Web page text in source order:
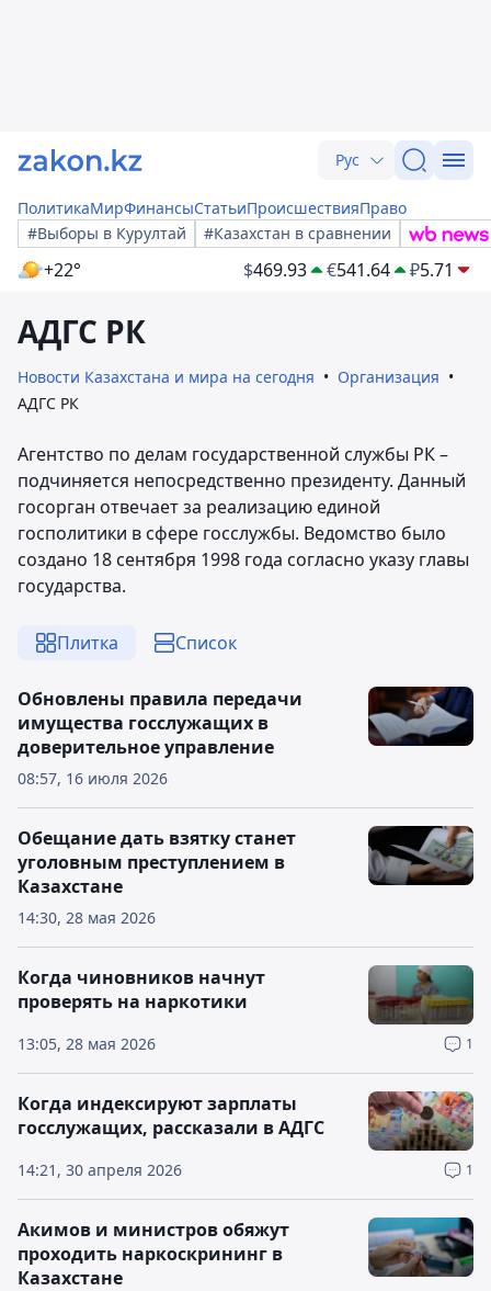
Рус
ПолитикаМирФинансыСтатьиПроисшествияПраво
#Выборы в Курултай
#Казахстан в сравнении
+22° $469.93 €541.64 ₽5.71
АДГС РК
Новости Казахстана и мира на сегодня
Организация
АДГС РК
Агентство по делам государственной службы РК –
подчиняется непосредственно президенту. Данный
госорган отвечает за реализацию единой
госполитики в сфере госслужбы. Ведомство было
создано 18 сентября 1998 года согласно указу главы
государства.
Плитка Список
08:57, 16 июля 2026
Обновлены правила передачи
имущества госслужащих в
доверительное управление
14:30, 28 мая 2026
Обещание дать взятку станет
уголовным преступлением в
Казахстане
13:05, 28 мая 2026 1
Когда чиновников начнут
проверять на наркотики
14:21, 30 апреля 2026 1
Когда индексируют зарплаты
госслужащих, рассказали в АДГС
Акимов и министров обяжут
проходить наркоскрининг в
Казахстане